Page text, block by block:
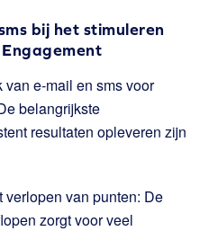
bij het stimuleren
e-mail en sms voor
belangrijkste
resultaten opleveren zijn
van punten: De
zorgt voor veel